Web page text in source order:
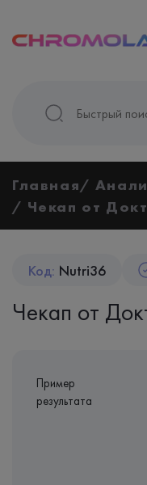
Главная
Чекап от
Код: Nutri36
Чекап от
Пример
результата